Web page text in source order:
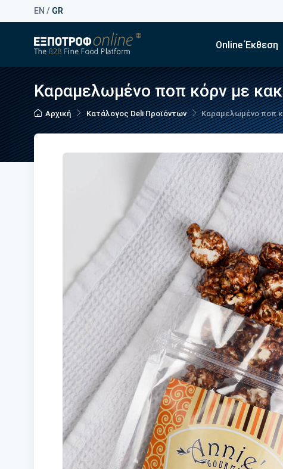
EN / GR
Online Έκθεση
Καραμελωμένο ποπ κόρν με
Αρχική Κατάλογος Deli Προϊόντων Καραμελωμένο ποπ